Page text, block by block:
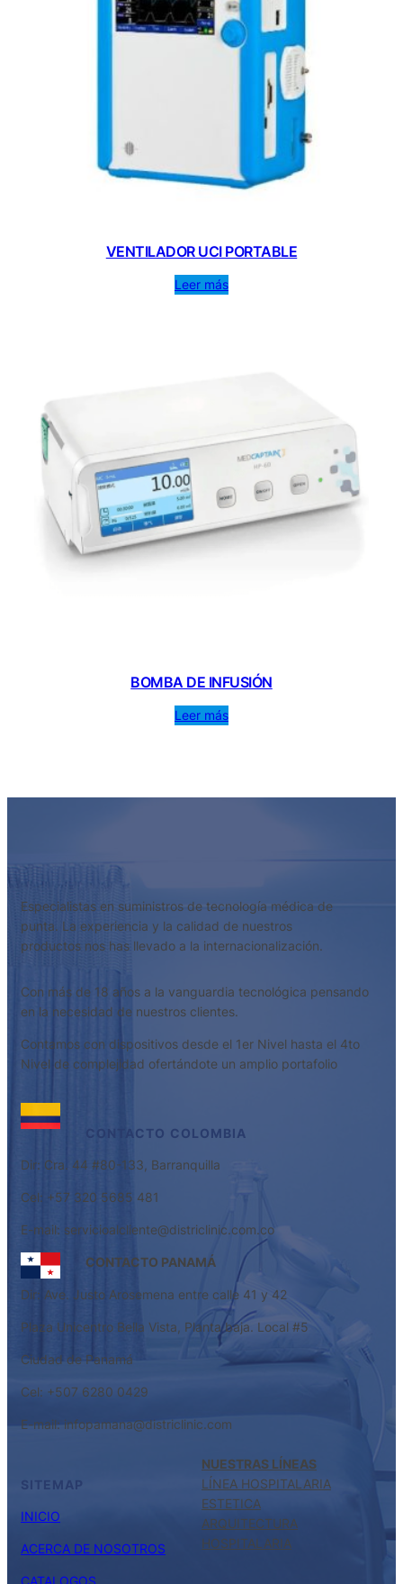
VENTILADOR UCI PORTABLE
Leer más
BOMBA DE INFUSIÓN
Leer más
Especialistas en suministros de tecnología médica de
punta. La experiencia y la calidad de nuestros
productos nos has llevado a la internacionalización.
Con más de 18 años a la vanguardia tecnológica pensando
en la necesidad de nuestros clientes.
Contamos con dispositivos desde el 1er Nivel hasta el 4to
Nivel de complejidad ofertándote un amplio portafolio
CONTACTO COLOMBIA
Dir: Cra. 44 #80-133, Barranquilla
Cel: +57 320 5685 481
E-mail: servicioalcliente@districlinic.com.co
CONTACTO PANAMÁ
Dir: Ave. Justo Arosemena entre calle 41 y 42
Plaza Unicentro Bella Vista, Planta baja. Local #5
Ciudad de Panamá
Cel: +507 6280 0429
E-mail: infopamana@districlinic.com
SITEMAP
INICIO
ACERCA DE NOSOTROS
CATALOGOS
NUESTRAS LÍNEAS
LÍNEA HOSPITALARIA
ESTETICA
ARQUITECTURA
HOSPITALARIA